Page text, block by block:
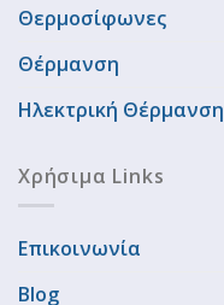
Θερμοσίφωνες
Θέρμανση
Ηλεκτρική Θέρμανση
Χρήσιμα Links
Επικοινωνία
Blog